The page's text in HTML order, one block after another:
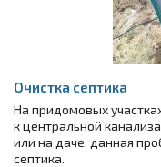
Очистка септика
На придомовых
к центральной
или на даче, данная
септика.